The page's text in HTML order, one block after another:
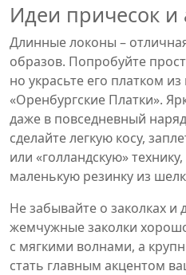
Идеи причесок и
Длинные локоны –
образов. Попробуйте
но украсьте его платком
«Оренбургские Платки».
даже в повседневный
сделайте легкую косу,
или «голландскую»
маленькую резинку из
Не забывайте о заколках
жемчужные заколки
с мягкими волнами, а
стать главным акцентом